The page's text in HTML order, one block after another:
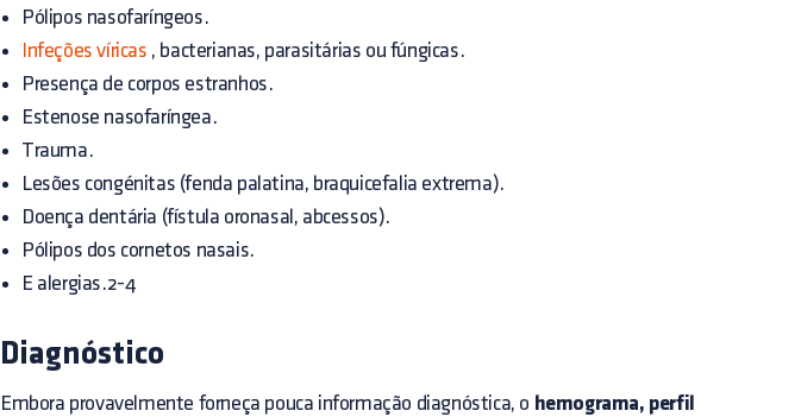
Pólipos nasofaríngeos.
Infeções víricas , bacterianas, parasitárias ou fúngicas.
Presença de corpos estranhos.
Estenose nasofaríngea.
Trauma.
Lesões congénitas (fenda palatina, braquicefalia extrema).
Doença dentária (fístula oronasal, abcessos).
Pólipos dos cornetos nasais.
E alergias.2-4
Diagnóstico
Embora provavelmente forneça pouca informação diagnóstica, o hemograma, perfil